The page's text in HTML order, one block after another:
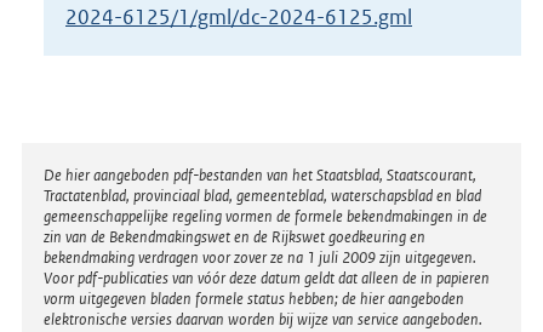
2024-6125/1/gml/dc-2024-6125.gml
Disclaimer
De hier aangeboden pdf-bestanden van het Staatsblad, Staatscourant,
Tractatenblad, provinciaal blad, gemeenteblad, waterschapsblad en blad
gemeenschappelijke regeling vormen de formele bekendmakingen in de
zin van de Bekendmakingswet en de Rijkswet goedkeuring en
bekendmaking verdragen voor zover ze na 1 juli 2009 zijn uitgegeven.
Voor pdf-publicaties van vóór deze datum geldt dat alleen de in papieren
vorm uitgegeven bladen formele status hebben; de hier aangeboden
elektronische versies daarvan worden bij wijze van service aangeboden.